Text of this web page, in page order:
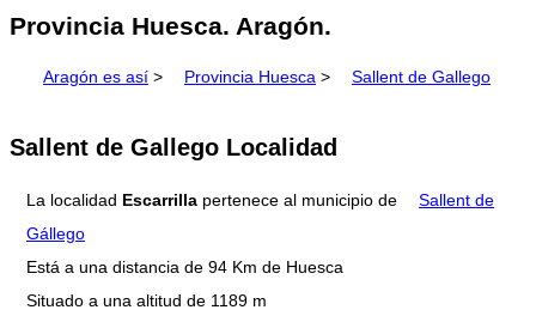
Provincia Huesca. Aragón.
Aragón es así > Provincia Huesca > Sallent de Gallego
Sallent de Gallego Localidad
La localidad Escarrilla pertenece al municipio de
Sallent de
Gállego
Está a una distancia de 94 Km de Huesca
Situado a una altitud de 1189 m